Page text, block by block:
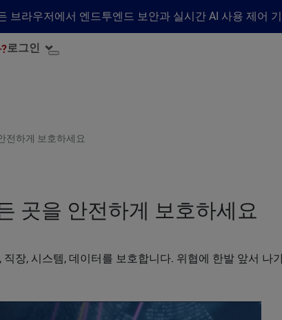
브라우저에서 엔드투엔드 보안과 실시간 AI 사용 제어
로그인
전하게 보호하세요
곳을 안전하게 보호하세요
장, 시스템, 데이터를 보호합니다. 위협에 한발 앞서 나